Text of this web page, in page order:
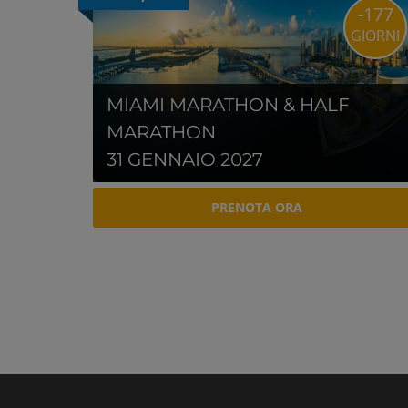
MIAMI MARATHON & HALF
MARATHON
31 GENNAIO 2027
-177
GIORNI
PRENOTA ORA